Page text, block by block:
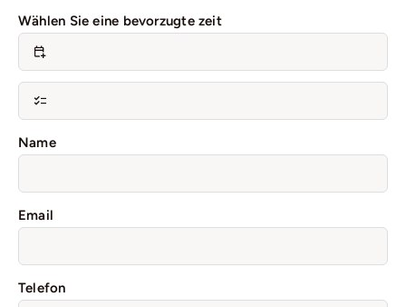
Wählen Sie eine bevorzugte zeit
Name
Email
Telefon